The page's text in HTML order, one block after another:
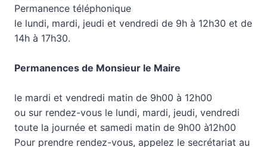
Permanence téléphonique
le lundi, mardi, jeudi et vendredi de 9h à 12h30 et de
14h à 17h30.
Permanences de Monsieur le Maire
le mardi et vendredi matin de 9h00 à 12h00
ou sur rendez-vous le lundi, mardi, jeudi, vendredi
toute la journée et samedi matin de 9h00 à12h00
Pour prendre rendez-vous, appelez le secrétariat au